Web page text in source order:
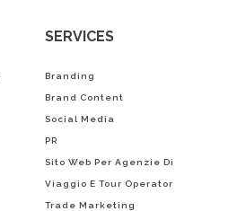
SERVICES
Branding
Brand Content
Social Media
PR
Sito Web Per Agenzie Di
Viaggio E Tour Operator
Trade Marketing